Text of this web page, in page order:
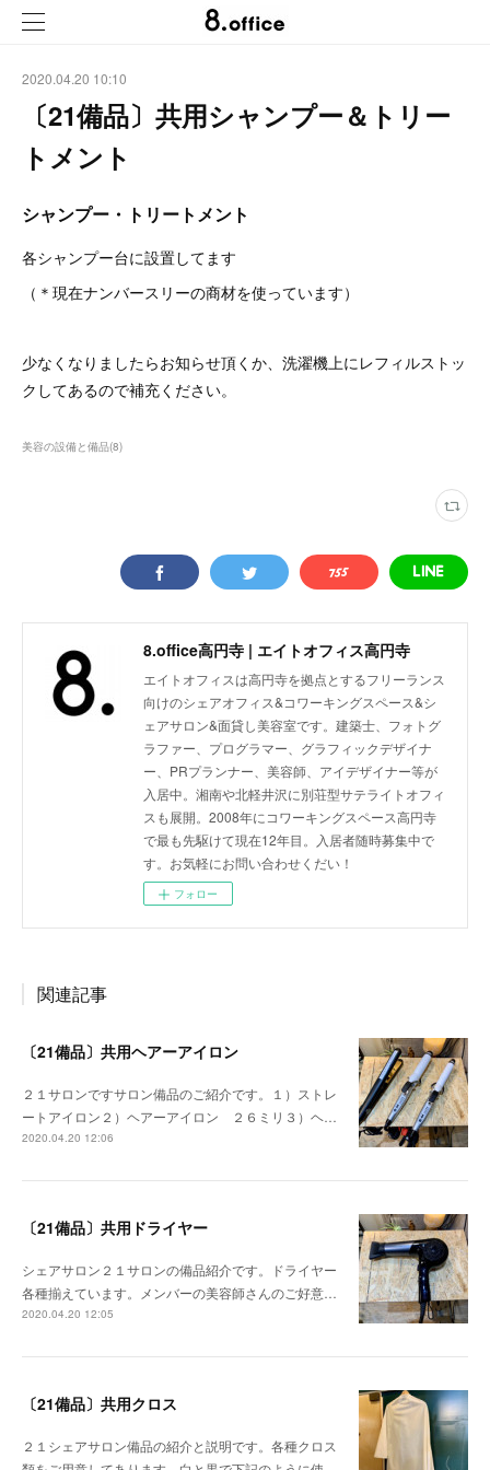
2020.04.20 10:10
〔21備品〕共用シャンプー＆トリー
トメント
シャンプー・トリートメント
各シャンプー台に設置してます
（＊現在ナンバースリーの商材を使っています）
少なくなりましたらお知らせ頂くか、洗濯機上にレフィルストッ
クしてあるので補充ください。
美容の設備と備品(8)
8.office高円寺 | エイトオフィス高円寺
エイトオフィスは高円寺を拠点とするフリーランス
向けのシェアオフィス&コワーキングスペース&シ
ェアサロン&面貸し美容室です。建築士、フォトグ
ラファー、プログラマー、グラフィックデザイナ
ー、PRプランナー、美容師、アイデザイナー等が
入居中。湘南や北軽井沢に別荘型サテライトオフィ
スも展開。2008年にコワーキングスペース高円寺
で最も先駆けて現在12年目。入居者随時募集中で
す。お気軽にお問い合わせくだい！
フォロー
関連記事
〔21備品〕共用ヘアーアイロン
２１サロンですサロン備品のご紹介です。１）ストレ
ートアイロン２）ヘアーアイロン ２６ミリ３）ヘ…
2020.04.20 12:06
〔21備品〕共用ドライヤー
シェアサロン２１サロンの備品紹介です。ドライヤー
各種揃えています。メンバーの美容師さんのご好意…
2020.04.20 12:05
〔21備品〕共用クロス
２１シェアサロン備品の紹介と説明です。各種クロス